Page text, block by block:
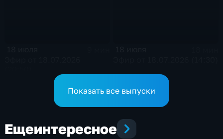
Показать все выпуски
Ещеинтересное